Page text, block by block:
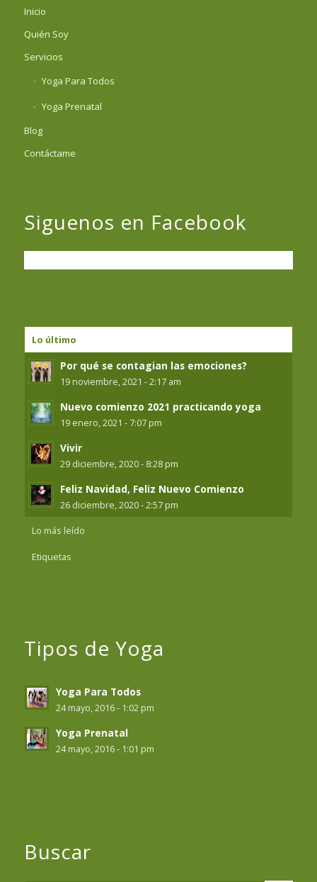
Inicio
Quién Soy
Servicios
Yoga Para Todos
Yoga Prenatal
Blog
Contáctame
Siguenos en Facebook
Lo último
Por qué se contagian las emociones?
19 noviembre, 2021 - 2:17 am
Nuevo comienzo 2021 practicando yoga
19 enero, 2021 - 7:07 pm
Vivir
29 diciembre, 2020 - 8:28 pm
Feliz Navidad, Feliz Nuevo Comienzo
26 diciembre, 2020 - 2:57 pm
Lo más leído
Etiquetas
Tipos de Yoga
Yoga Para Todos
24 mayo, 2016 - 1:02 pm
Yoga Prenatal
24 mayo, 2016 - 1:01 pm
Buscar